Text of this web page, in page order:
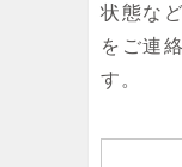
状態な
をご連
す。